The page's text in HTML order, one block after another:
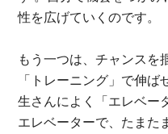
性を広げていくのです。
もう一つは、チャンスを
「トレーニング」で伸
生さんによく「エレベー
エレベーターで、たまた